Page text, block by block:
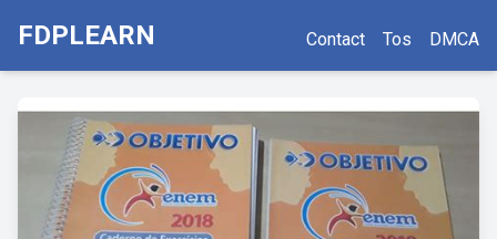
FDPLEARN Contact Tos DMCA